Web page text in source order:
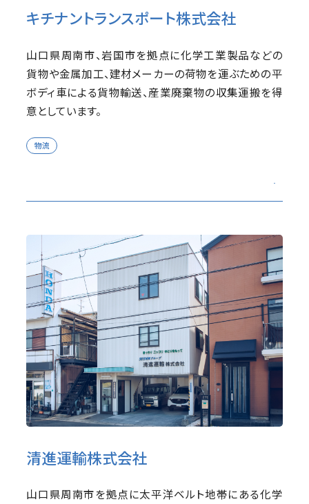
キチナントランスポート株式会社
山口県周南市、岩国市を拠点に化学工業製品などの
貨物や金属加工、建材メーカーの荷物を運ぶための平
ボディ車による貨物輸送、産業廃棄物の収集運搬を得
意としています。
物流
清進運輸株式会社
山口県周南市を拠点に太平洋ベルト地帯にある化学